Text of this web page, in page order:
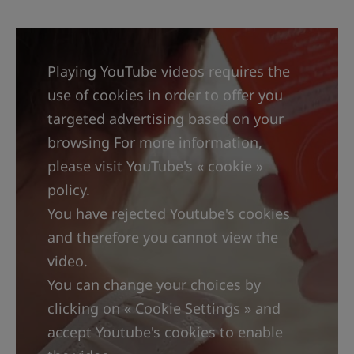
подходит для детей от 6 месяцев,
беременных женщин, людей с татуировками
и обладателей очень светлой кожи.
Его формула имеет очень высокую степень
переносимости кожей и глазами. Формула
всего с 4 солнцезащитными фильтрами****
не содержит силиконов и и не вредит
окружающей среде . Система солнечных
фильтров была протестирована независимой
лабораторией*, которая подтвердила
отсутствие негативного влияния формулы на
кораллы, зоо- и фитопланктоны, являющиеся
ключевыми организмами морской
экосистемы.
Playing YouTube videos requires the
use of cookies in order to offer you
targeted advertising based on your
browsing For more information,
please visit YouTube's « cookie »
policy.
You have rejected Youtube's cookies
and therefore you cannot view the
video.
You can change your choices by
clicking on « Cookie Settings » and
accept Youtube's cookies to enable